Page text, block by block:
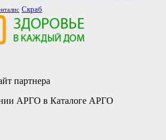
Скраб
партнера
АРГО в Каталоге АРГО